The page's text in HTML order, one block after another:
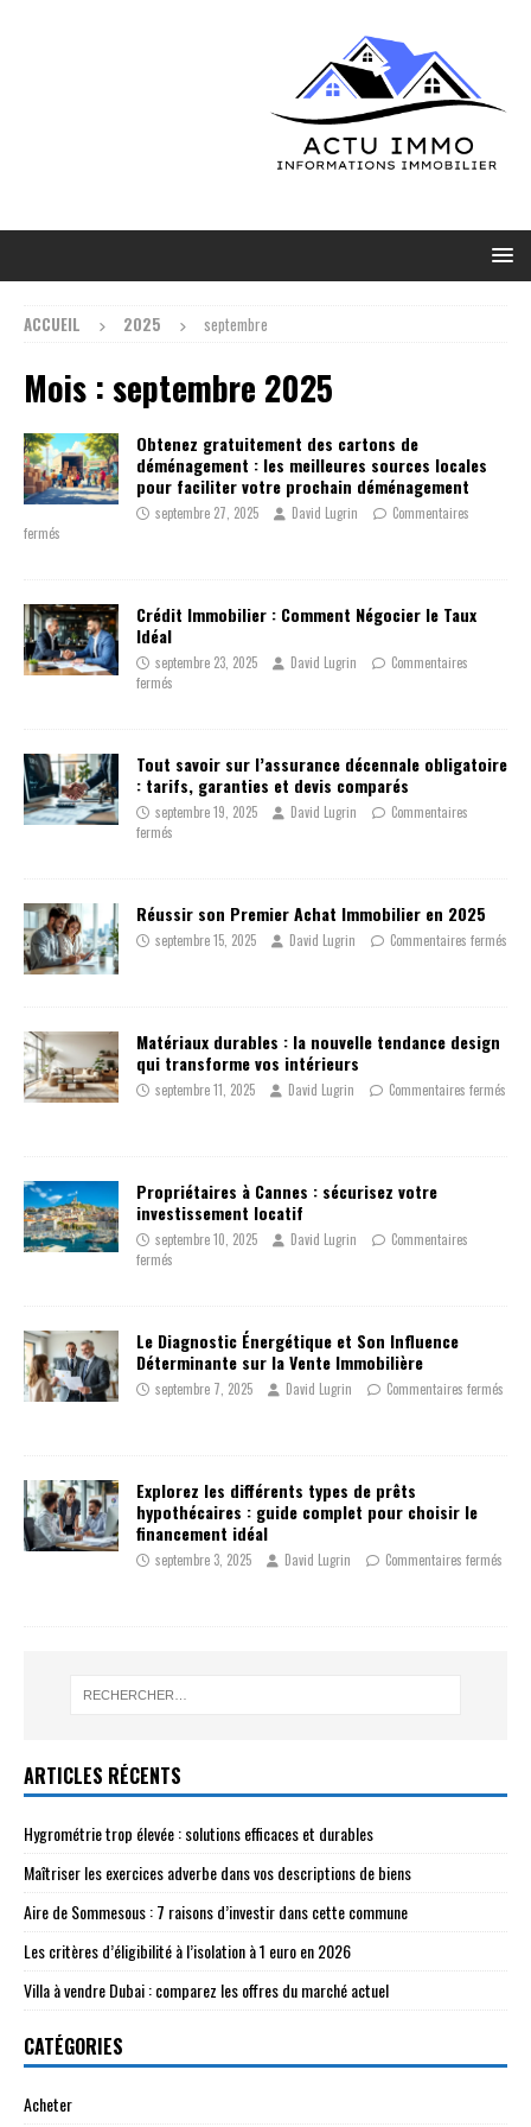
ACCUEIL 2025 septembre
Mois :septembre 2025
Obtenez gratuitement des cartons de
déménagement : les meilleures sources locales
pour faciliter votre prochain déménagement
septembre 27, 2025 David Lugrin
Commentaires
fermés
Crédit Immobilier : Comment Négocier le Taux
Idéal
septembre 23, 2025 David Lugrin
Commentaires
fermés
Tout savoir sur l’assurance décennale obligatoire
: tarifs, garanties et devis comparés
septembre 19, 2025 David Lugrin
Commentaires
fermés
Réussir son Premier Achat Immobilier en 2025
septembre 15, 2025 David Lugrin Commentaires fermés
Matériaux durables : la nouvelle tendance design
qui transforme vos intérieurs
septembre 11, 2025 David Lugrin Commentaires fermés
Propriétaires à Cannes : sécurisez votre
investissement locatif
septembre 10, 2025 David Lugrin
Commentaires
fermés
Le Diagnostic Énergétique et Son Influence
Déterminante sur la Vente Immobilière
septembre 7, 2025 David Lugrin Commentaires fermés
Explorez les différents types de prêts
hypothécaires : guide complet pour choisir le
financement idéal
septembre 3, 2025 David Lugrin Commentaires fermés
ARTICLES RÉCENTS
Hygrométrie trop élevée : solutions efficaces et durables
Maîtriser les exercices adverbe dans vos descriptions de biens
Aire de Sommesous : 7 raisons d’investir dans cette commune
Les critères d’éligibilité à l’isolation à 1 euro en 2026
Villa à vendre Dubai : comparez les offres du marché actuel
CATÉGORIES
Acheter